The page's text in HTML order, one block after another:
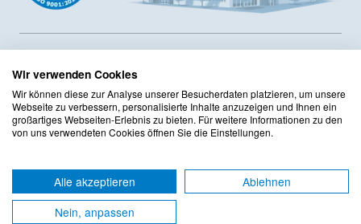
MZ-Analysentechnik GmbH ist Hersteller von HPLC- und GPC-
Säulen sowie Lieferant von Chromatographiesäulen und
Zubehör seit 1986. Das Unternehmen hat ein
Innerbertriebliches Compliance Programm sowie ein
Qualitätsmanagement mit DIN ISO 9001:2015 Zertifizierung
implementiert. Das Sortiment umfasst mehr als 125 Hersteller
Datenschutzerklärung
Impressum
TOP
Wir verwenden Cookies
Wir können diese zur Analyse unserer Besucherdaten platzieren, um unsere
Webseite zu verbessern, personalisierte Inhalte anzuzeigen und Ihnen ein
großartiges Webseiten-Erlebnis zu bieten. Für weitere Informationen zu den
von uns verwendeten Cookies öffnen Sie die Einstellungen.
Alle akzeptieren
Ablehnen
Nein, anpassen